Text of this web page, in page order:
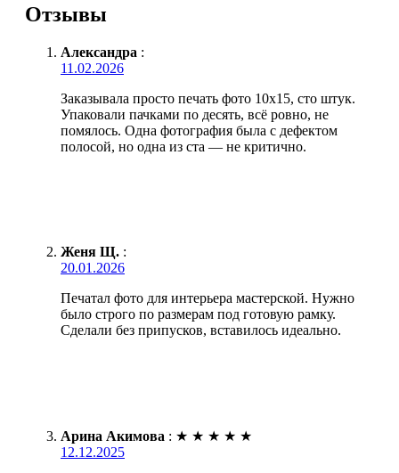
Отзывы
Александра :
11.02.2026
Заказывала просто печать фото 10х15, сто штук.
Упаковали пачками по десять, всё ровно, не
помялось. Одна фотография была с дефектом
полосой, но одна из ста — не критично.
Женя Щ. :
20.01.2026
Печатал фото для интерьера мастерской. Нужно
было строго по размерам под готовую рамку.
Сделали без припусков, вставилось идеально.
Арина Акимова : ★ ★ ★ ★ ★
12.12.2025